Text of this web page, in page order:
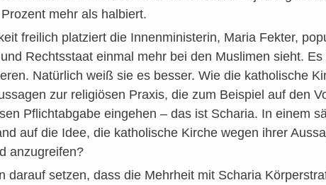
mehr als halbiert.
freilich platziert die Innenministerin, Maria Fekter,
Rechtsstaat einmal mehr bei den Muslimen sieht.
Natürlich weiß sie es besser. Wie die katholische
zur religiösen Praxis, die zum Beispiel auf den
Pflichtabgabe eingehen – das ist Scharia. In einem
auf die Idee, die katholische Kirche wegen ihrer
anzugreifen?
darauf setzen, dass die Mehrheit mit Scharia